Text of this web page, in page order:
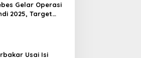
Gelar Operasi
2025, Target
dan
Usai Isi